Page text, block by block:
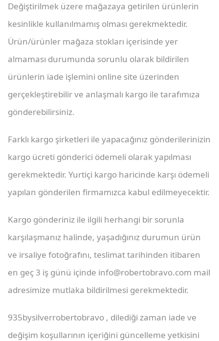
Değiştirilmek üzere mağazaya getirilen ürünlerin
kesinlikle kullanılmamış olması gerekmektedir.
Ürün/ürünler mağaza stokları içerisinde yer
almaması durumunda sorunlu olarak bildirilen
ürünlerin iade işlemini online site üzerinden
gerçekleştirebilir ve anlaşmalı kargo ile tarafımıza
gönderebilirsiniz.
Farklı kargo şirketleri ile yapacağınız gönderilerinizin
kargo ücreti gönderici ödemeli olarak yapılması
gerekmektedir. Yurtiçi kargo haricinde karşı ödemeli
yapılan gönderilen firmamızca kabul edilmeyecektir.
Kargo gönderiniz ile ilgili herhangi bir sorunla
karşılaşmanız halinde, yaşadığınız durumun ürün
ve irsaliye fotoğrafını, teslimat tarihinden itibaren
en geç 3 iş günü içinde info@robertobravo.com mail
adresimize mutlaka bildirilmesi gerekmektedir.
935bysilverrobertobravo , dilediği zaman iade ve
değişim koşullarının içeriğini güncelleme yetkisini